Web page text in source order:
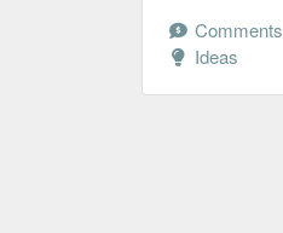
Comments
Ideas